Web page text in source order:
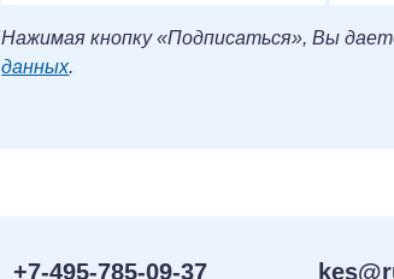
Нажимая кнопку «Подписаться», Вы
данных.
+7-495-785-09-37